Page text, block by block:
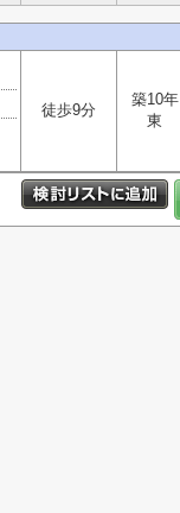
徒歩9分
築10年
東